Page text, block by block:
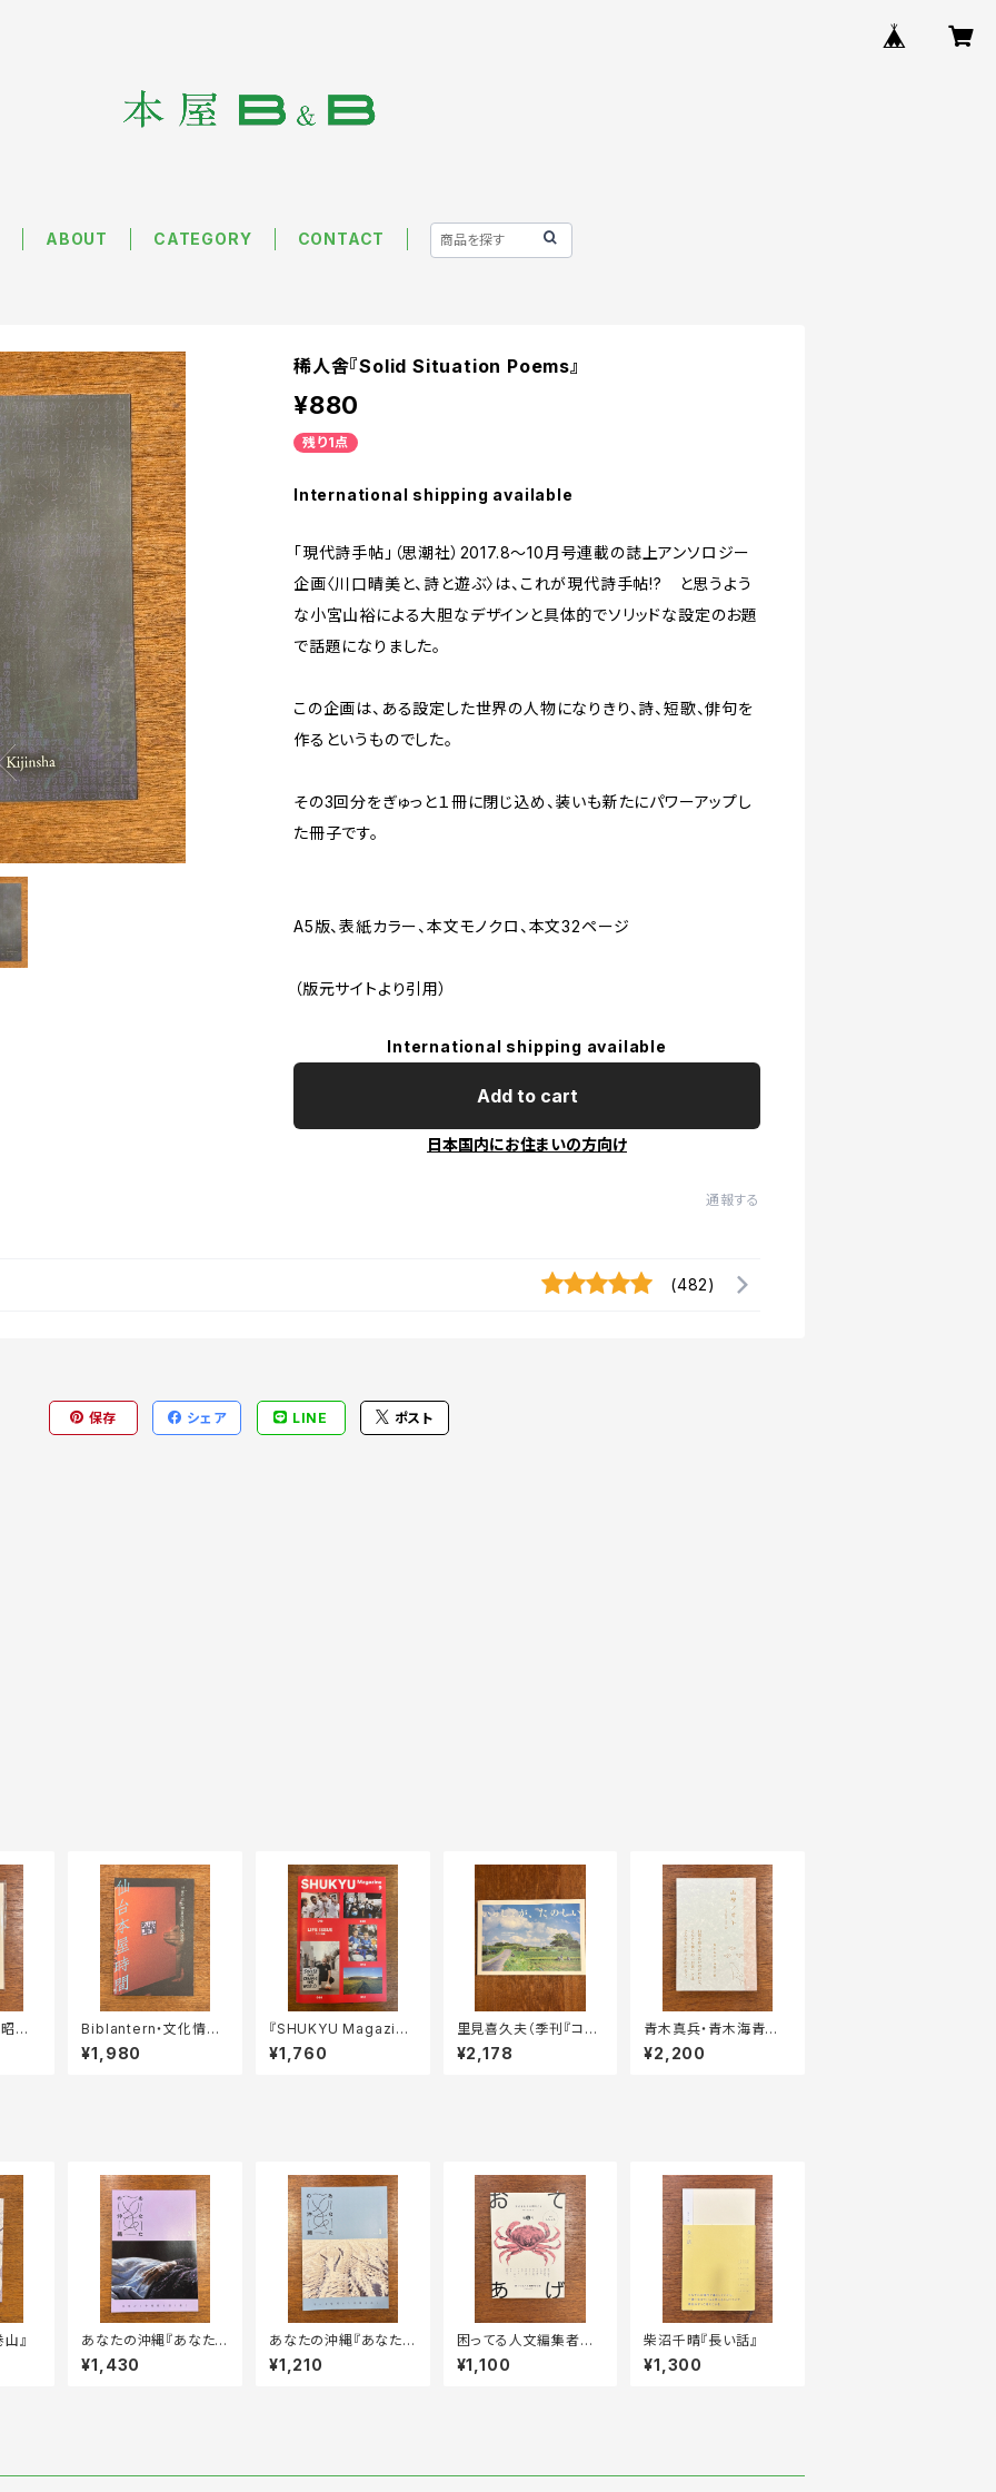
ABOUT CATEGORY CONTACT
稀人舎『Solid Situation Poems』
¥880
残り1点
International shipping available
「現代詩手帖」（思潮社）2017.8～10月号連載の誌上アンソロジー
企画〈川口晴美と、詩と遊ぶ〉は、これが現代詩手帖!? と思うよう
な小宮山裕による大胆なデザインと具体的でソリッドな設定のお題
で話題になりました。
この企画は、ある設定した世界の人物になりきり、詩、短歌、俳句を
作るというものでした。
その3回分をぎゅっと１冊に閉じ込め、装いも新たにパワーアップし
た冊子です。
A5版、表紙カラー、本文モノクロ、本文32ページ
（版元サイトより引用）
International shipping available
Add to cart
日本国内にお住まいの方向け
通報する
(482)
保存 シェア LINE ポスト
子
Biblantern・文化情報
編集室『仙台本屋時間』
¥1,980
『SHUKYU Magazine
9 LIFE ISSUE』
¥1,760
里見喜久夫（季刊『コト
ノネ』編集長）『いっしょ
が、たのしい』
¥2,178
青木真兵・青木海青子
『山學ノオト』2（二〇二
〇）、4（二〇二二）
¥2,200
』
あなたの沖縄『あなた
の沖縄vol. 3——日常
から沖縄戦を語り継ぐ』
¥1,430
あなたの沖縄『あなた
の沖縄vol. 1——今い
る場所から沖縄を語る』
¥1,210
困ってる人文編集者の
会『おてあげ』第6号
¥1,100
柴沼千晴『長い話』
¥1,300